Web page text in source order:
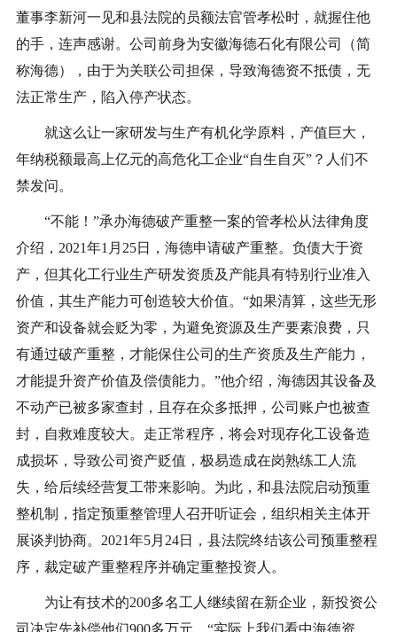
董事李新河一见和县法院的员额法官管孝松时，就握住他
的手，连声感谢。公司前身为安徽海德石化有限公司（简
称海德），由于为关联公司担保，导致海德资不抵债，无
法正常生产，陷入停产状态。
就这么让一家研发与生产有机化学原料，产值巨大，
年纳税额最高上亿元的高危化工企业“自生自灭”？人们不
禁发问。
“不能！”承办海德破产重整一案的管孝松从法律角度
介绍，2021年1月25日，海德申请破产重整。负债大于资
产，但其化工行业生产研发资质及产能具有特别行业准入
价值，其生产能力可创造较大价值。“如果清算，这些无形
资产和设备就会贬为零，为避免资源及生产要素浪费，只
有通过破产重整，才能保住公司的生产资质及生产能力，
才能提升资产价值及偿债能力。”他介绍，海德因其设备及
不动产已被多家查封，且存在众多抵押，公司账户也被查
封，自救难度较大。走正常程序，将会对现存化工设备造
成损坏，导致公司资产贬值，极易造成在岗熟练工人流
失，给后续经营复工带来影响。为此，和县法院启动预重
整机制，指定预重整管理人召开听证会，组织相关主体开
展谈判协商。2021年5月24日，县法院终结该公司预重整程
序，裁定破产重整程序并确定重整投资人。
为让有技术的200多名工人继续留在新企业，新投资公